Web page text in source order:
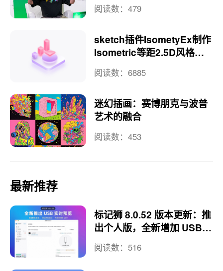
阅读数：479
sketch插件IsometyEx制作
Isometric等距2.5D风格图
标
阅读数：6885
迷幻插画：赛博朋克与波普
艺术的融合
阅读数：453
最新推荐
标记狮 8.0.52 版本更新：推
出个人版，全新增加 USB
实时预览
阅读数：516